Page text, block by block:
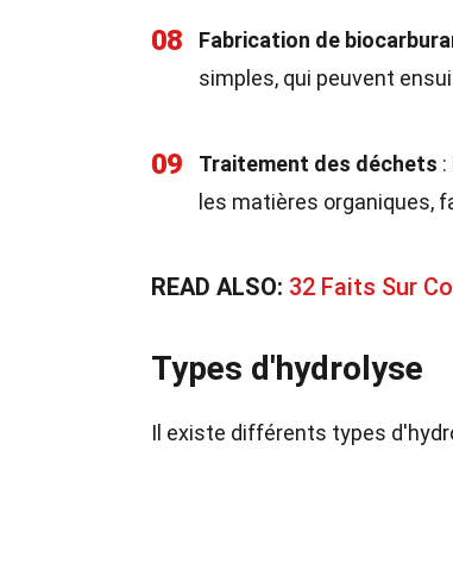
08 Fabrication de
simples, qui peuvent
09 Traitement des déchets :
les matières organiques,
READ ALSO: 32 Faits Sur
Types d'hydrolyse
Il existe différents types